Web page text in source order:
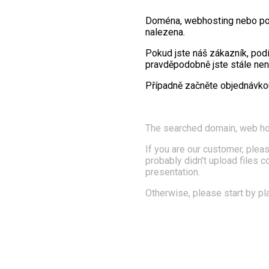
Doména, webhosting nebo
nalezena.
Pokud jste náš zákazník,
pravděpodobně jste stále
Případně začněte
The searched domain, web
If you are our customer,
probably didn't upload files
presentation.
Otherwise, please start by